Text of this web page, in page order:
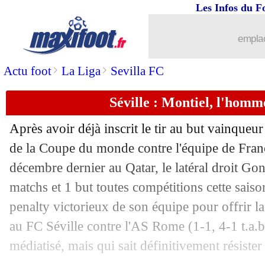
Actu foot> La Liga> Sevilla FC
Les Infos du
Séville : Montiel,
Après avoir déjà inscrit le tir au but
de la Coupe du monde contre l'équipe de
décembre dernier au Qatar, le latéral droit
matchs et 1 but toutes compétitions cette
penalty victorieux de son équipe pour offrir
au FC Séville contre l'AS Rome (1-1, 4-1
médiatisé, mais qui sait définitivement
: Maguire payé pour partir ?
01/06 Al Ittihad: Benzema, H. Costa vend
01/06 Leicester: c'est fini pour Tielemans
: Kovacic proche d'un
01/06 : saison terminée pour Gigot ?
01/06 Dortmund : Modeste s'en va (officiel)
01/06 Séville: les penalties, Bounou donne
01/06 Rennes : Séville va acheter Badé